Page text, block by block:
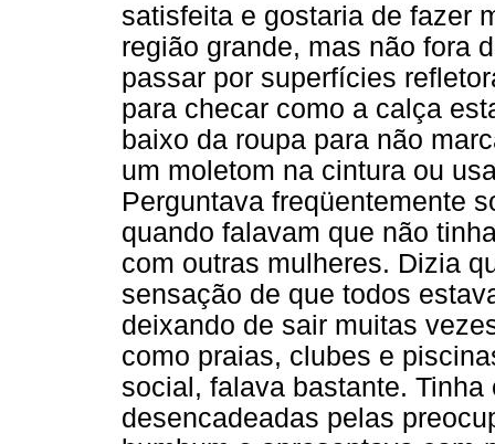
satisfeita e gostaria de fazer
região grande, mas não fora
passar por superfícies
para checar como a calça
baixo da roupa para não
um moletom na cintura ou
Perguntava freqüentemente
quando falavam que não
com outras mulheres. Dizia
sensação de que todos
deixando de sair muitas
como praias, clubes e
social, falava bastante.
desencadeadas pelas